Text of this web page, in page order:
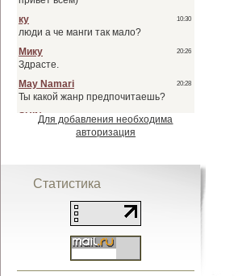
Для добавления необходима
авторизация
Статистика